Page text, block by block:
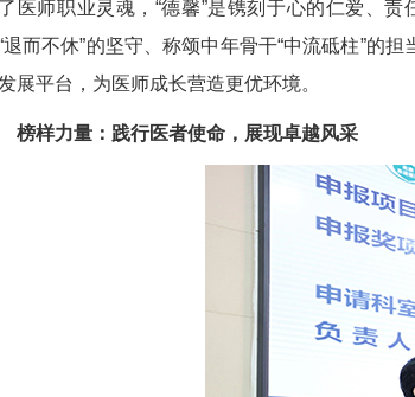
医师职业灵魂，“德馨”是镌刻于心的仁爱、
退而不休”的坚守、称颂中年骨干“中流砥柱”的
展平台，为医师成长营造更优环境。
榜样力量：践行医者使命，展现卓越风采